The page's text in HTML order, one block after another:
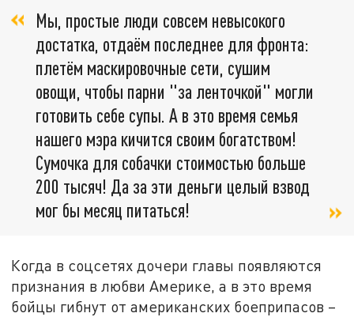
Мы, простые люди совсем невысокого
достатка, отдаём последнее для фронта:
плетём маскировочные сети, сушим
овощи, чтобы парни "за ленточкой" могли
готовить себе супы. А в это время семья
нашего мэра кичится своим богатством!
Сумочка для собачки стоимостью больше
200 тысяч! Да за эти деньги целый взвод
мог бы месяц питаться!
Когда в соцсетях дочери главы появляются
признания в любви Америке, а в это время
бойцы гибнут от американских боеприпасов –